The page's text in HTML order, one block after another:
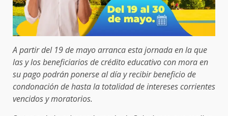
A partir del 19 de mayo arranca esta jornada en la que
las y los beneficiarios de crédito educativo con mora en
su pago podrán ponerse al día y recibir beneficio de
condonación de hasta la totalidad de intereses corrientes
vencidos y moratorios.